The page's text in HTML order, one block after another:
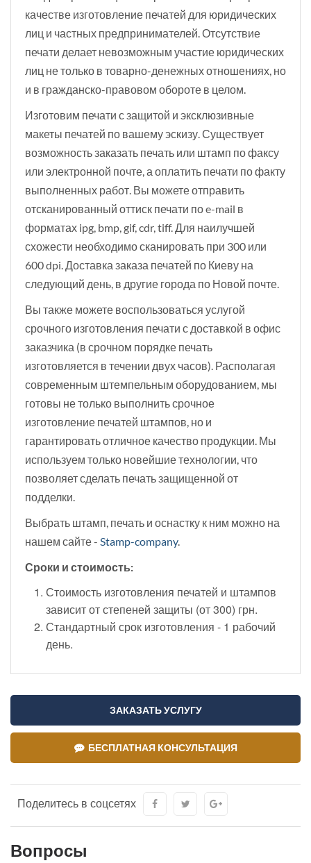
качестве изготовление печатей для юридических
лиц и частных предпринимателей. Отсутствие
печати делает невозможным участие юридических
лиц не только в товарно-денежных отношениях, но
и в гражданско-правовом обороте в целом.
Изготовим печати с защитой и эксклюзивные
макеты печатей по вашему эскизу. Существует
возможность заказать печать или штамп по факсу
или электронной почте, а оплатить печати по факту
выполненных работ. Вы можете отправить
отсканированный оттиск печати по e-mail в
форматах ipg, bmp, gif, cdr, tiff. Для наилучшей
схожести необходимо сканировать при 300 или
600 dpi. Доставка заказа печатей по Киеву на
следующий день, в другие города по Новой почте.
Вы также можете воспользоваться услугой
срочного изготовления печати с доставкой в офис
заказчика (в срочном порядке печать
изготовляется в течении двух часов). Располагая
современным штемпельным оборудованием, мы
готовы не только выполнить срочное
изготовление печатей штампов, но и
гарантировать отличное качество продукции. Мы
используем только новейшие технологии, что
позволяет сделать печать защищенной от
подделки.
Выбрать штамп, печать и оснастку к ним можно на
нашем сайте - Stamp-company.
Сроки и стоимость:
Стоимость изготовления печатей и штампов
зависит от степеней защиты (от 300) грн.
Стандартный срок изготовления - 1 рабочий
день.
ЗАКАЗАТЬ УСЛУГУ
БЕСПЛАТНАЯ КОНСУЛЬТАЦИЯ
Поделитесь в соцсетях
Вопросы